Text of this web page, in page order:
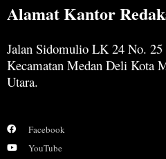
Alamat Kantor
Jalan Sidomulio LK 24 No.
Kecamatan Medan Deli Kota
Utara.
Facebook
YouTube